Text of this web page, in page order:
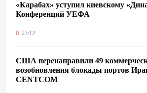
«Карабах» уступил киевскому
Конференций УЕФА
23:12
США перенаправили 49
возобновления блокады портов
CENTCOM